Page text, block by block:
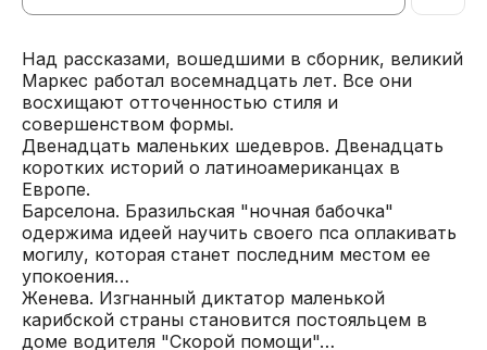
Над рассказами, вошедшими в сборник, великий
Маркес работал восемнадцать лет. Все они
восхищают отточенностью стиля и
совершенством формы.
Двенадцать маленьких шедевров. Двенадцать
коротких историй о латиноамериканцах в
Европе.
Барселона. Бразильская "ночная бабочка"
одержима идеей научить своего пса оплакивать
могилу, которая станет последним местом ее
упокоения…
Женева. Изгнанный диктатор маленькой
карибской страны становится постояльцем в
доме водителя "Скорой помощи"…